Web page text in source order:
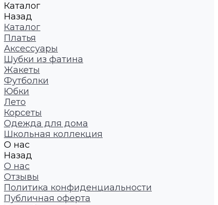
Каталог
Назад
Каталог
Платья
Аксессуары
Шубки из фатина
Жакеты
Футболки
Юбки
Лето
Корсеты
Одежда для дома
Школьная коллекция
О нас
Назад
О нас
Отзывы
Политика конфиденциальности
Публичная оферта